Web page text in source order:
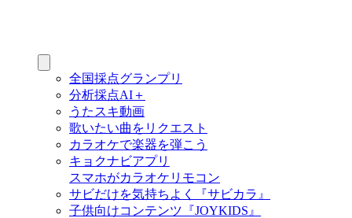
全国採点グランプリ
分析採点AI＋
うたスキ動画
歌いたい曲をリクエスト
カラオケで楽器を弾こう
キョクナビアプリ
スマホがカラオケリモコン
サビだけを気持ちよく『サビカラ』
子供向けコンテンツ『JOYKIDS』